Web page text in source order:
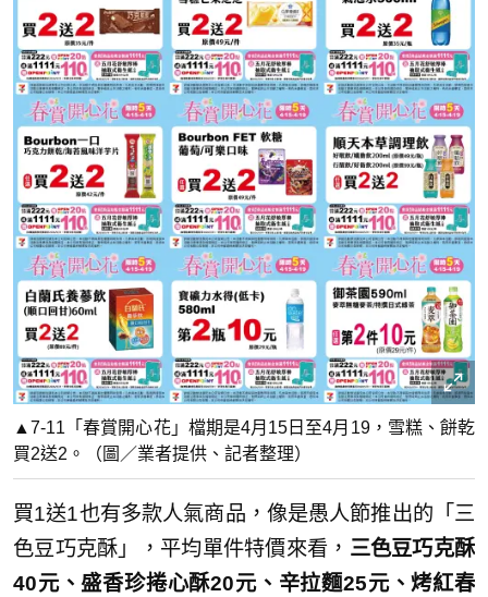
▲7-11「春賞開心花」檔期是4月15日至4月19，雪糕、餅乾
買2送2。（圖／業者提供、記者整理）
買1送1也有多款人氣商品，像是愚人節推出的「三
色豆巧克酥」，平均單件特價來看， 三色豆巧克酥
40元、盛香珍捲心酥20元、辛拉麵25元、烤紅春